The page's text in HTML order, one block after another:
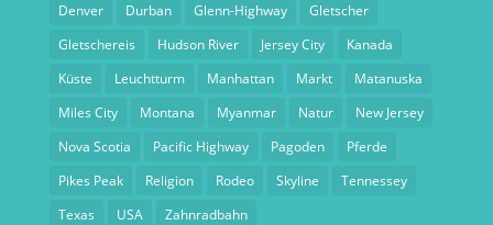
Denver
Durban Glenn-Highway
Gletscher
Gletschereis
Hudson River Jersey City
Kanada
Küste
Leuchtturm Manhattan Markt
Matanuska
Miles City
Montana Myanmar Natur
New Jersey
Nova Scotia
Pacific Highway Pagoden
Pferde
Pikes Peak
Religion Rodeo Skyline
Tennessey
Texas
USA Zahnradbahn